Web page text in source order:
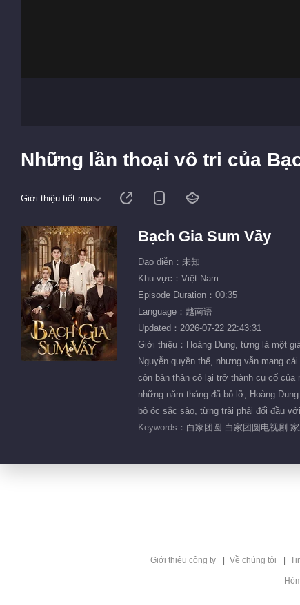
Những lần thoại vô tri của
Giới thiệu tiết mục
Bạch Gia Sum Vầy
Đạo diễn：未知
Khu vực：Việt Nam
Episode Duration：00:35
Language：越南语
Updated：2026-07-22 22:43:31
Giới thiệu：Hoàng Dung, từng là một
Nguyễn quyền thế, nhưng vẫn mang
còn bản thân cô lại trở thành cụ cố của
những năm tháng đã bỏ lỡ, Hoàng
bộ óc sắc sảo, từng trải phải đối đầu
Keywords： 白家团圆 白家团圆电视剧
Giới thiệu công ty Về chúng tôi